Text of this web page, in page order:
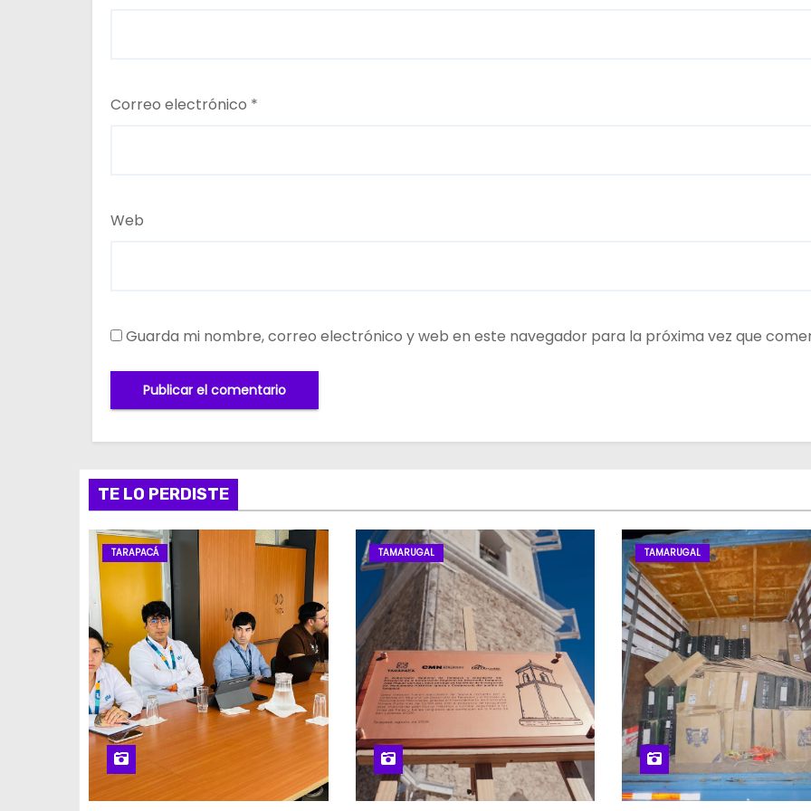
Correo electrónico *
Web
Guarda mi nombre, correo electrónico y web en este navegador para la próxima vez que
TE LO PERDISTE
TARAPACÁ TAMARUGAL TAMARUGAL